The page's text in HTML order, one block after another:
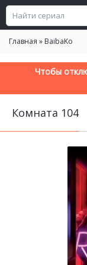
Главная » BaibaKo
Чтобы
Комната 104